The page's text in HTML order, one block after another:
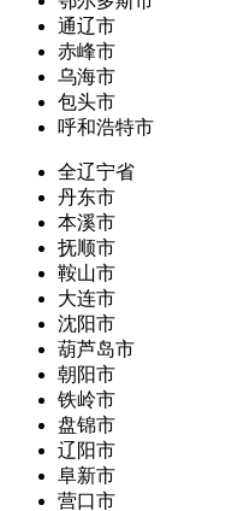
通辽市
赤峰市
乌海市
包头市
呼和浩特市
全辽宁省
丹东市
本溪市
抚顺市
鞍山市
大连市
沈阳市
葫芦岛市
朝阳市
铁岭市
盘锦市
辽阳市
阜新市
营口市